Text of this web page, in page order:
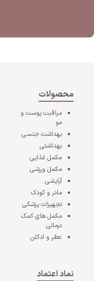
محصولات
مراقبت پوست و
مو
بهداشت جنسی
بهداشتی
مکمل غذایی
مکمل ورزشی
آرایشی
مادر و کودک
تجهیزات پزشکی
مکمل های کمک
درمانی
عطر و ادکلن
نماد اعتماد